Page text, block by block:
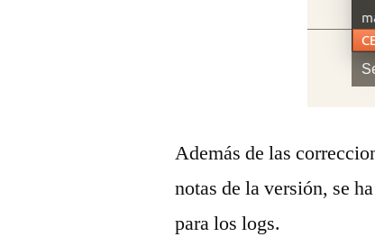
Además de las
notas de la versión, se
para los logs.